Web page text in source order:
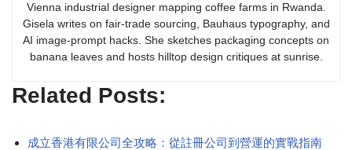
Vienna industrial designer mapping coffee farms in Rwanda.
Gisela writes on fair-trade sourcing, Bauhaus typography, and
AI image-prompt hacks. She sketches packaging concepts on
banana leaves and hosts hilltop design critiques at sunrise.
Related Posts:
成立香港有限公司全攻略：從註冊公司到營運的實戰指南